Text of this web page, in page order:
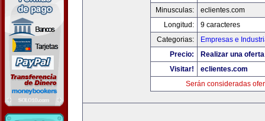
Minusculas:
eclientes.com
Longitud:
9 caracteres
Categorias:
Empresas e
Precio:
Realizar una
Visitar!
eclientes.com
Serán consideradas